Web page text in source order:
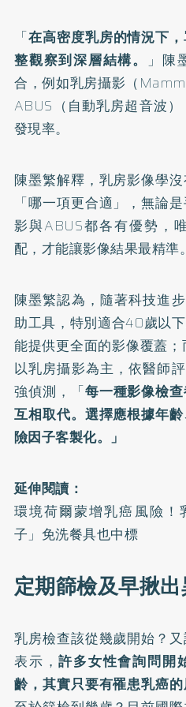
「在高密度乳房的情況下
整觀察到深層結構。
」陳
合，例如乳房攝影（
ABUS（自動乳房超音波
發現率。
陳墨繁解釋，乳房影像學
「哪一項更合適」，無論
影與ABUS都各有優勢，
配，才能讓影像結果最精準。
陳墨繁認為，隨著科技進
助工具，特別適合40歲以
能提供更全面的影像覆蓋
以乳房攝影為主，依醫師
強偵測，「每一種影像檢
互相取代。選擇應根據年
險因子客製化。」
延伸閱讀：
環境荷爾蒙增乳癌風險
子」免洗餐具也中標
定期篩檢及早揪
乳房檢查該從幾歲開始？
表示，許多女性會詢問開
齡，其實只要有罹患乳癌